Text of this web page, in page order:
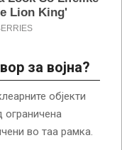
за војна?
објекти
во таа рамка.